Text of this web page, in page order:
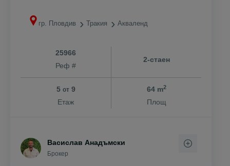
гр. Пловдив Тракия Акваленд
25966
Реф #
2-стаен
5 от9
Етаж
64 m2
Площ
Васислав Анадъмски
Брокер